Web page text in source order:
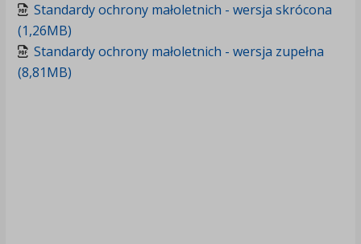
Standardy ochrony małoletnich - wersja skrócona
(1,26MB)
Standardy ochrony małoletnich - wersja zupełna
(8,81MB)